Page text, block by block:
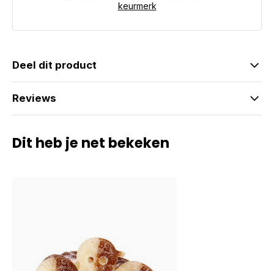
keurmerk
Deel dit product
Reviews
Dit heb je net bekeken